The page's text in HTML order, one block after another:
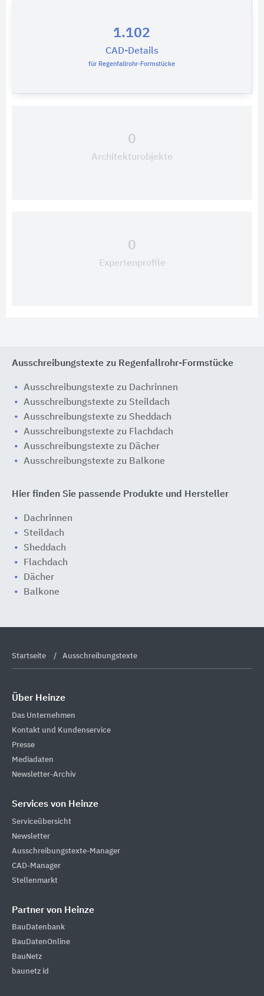
1.102
CAD-Details
für Regenfallrohr-Formstücke
0
Architekturobjekte
0
Expertenprofile
Ausschreibungstexte zu Regenfallrohr-Formstücke
Ausschreibungstexte zu Dachrinnen
Ausschreibungstexte zu Steildach
Ausschreibungstexte zu Sheddach
Ausschreibungstexte zu Flachdach
Ausschreibungstexte zu Dächer
Ausschreibungstexte zu Balkone
Hier finden Sie passende Produkte und Hersteller
Dachrinnen
Steildach
Sheddach
Flachdach
Dächer
Balkone
Startseite Ausschreibungstexte
Über Heinze
Das Unternehmen
Kontakt und Kundenservice
Presse
Mediadaten
Newsletter-Archiv
Services von Heinze
Serviceübersicht
Newsletter
Ausschreibungstexte-Manager
CAD-Manager
Stellenmarkt
Partner von Heinze
BauDatenbank
BauDatenOnline
BauNetz
baunetz id